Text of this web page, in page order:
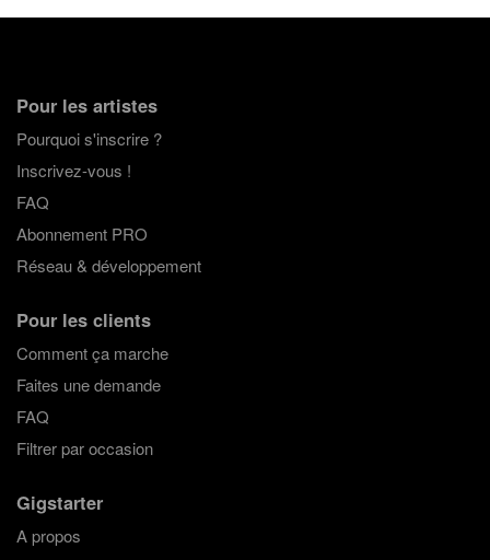
Pour les artistes
Pourquoi s'inscrire ?
Inscrivez-vous !
FAQ
Abonnement PRO
Réseau & développement
Pour les clients
Comment ça marche
Faites une demande
FAQ
Filtrer par occasion
Gigstarter
A propos